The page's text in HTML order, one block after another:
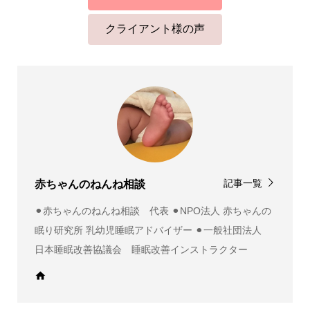
クライアント様の声
記事一覧
赤ちゃんのねんね相談
⚫︎赤ちゃんのねんね相談 代表 ⚫︎NPO法人 赤ちゃんの
眠り研究所 乳幼児睡眠アドバイザー ⚫︎一般社団法人
日本睡眠改善協議会 睡眠改善インストラクター